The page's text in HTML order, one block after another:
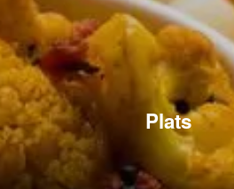
Plats